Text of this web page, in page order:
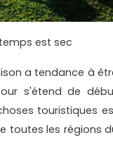
est sec
a tendance à
s'étend de
touristiques
toutes les régions